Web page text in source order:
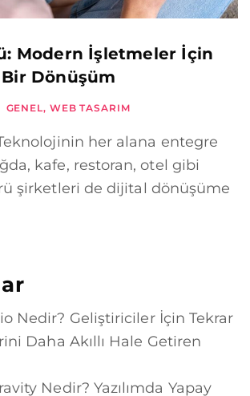
Modern İşletmeler İçin
Bir Dönüşüm
GENEL, WEB TASARIM
her alana entegre
kafe, restoran, otel gibi
şirketleri de dijital dönüşüme
Nedir? Geliştiriciler İçin Tekrar
Daha Akıllı Hale Getiren
Nedir? Yazılımda Yapay